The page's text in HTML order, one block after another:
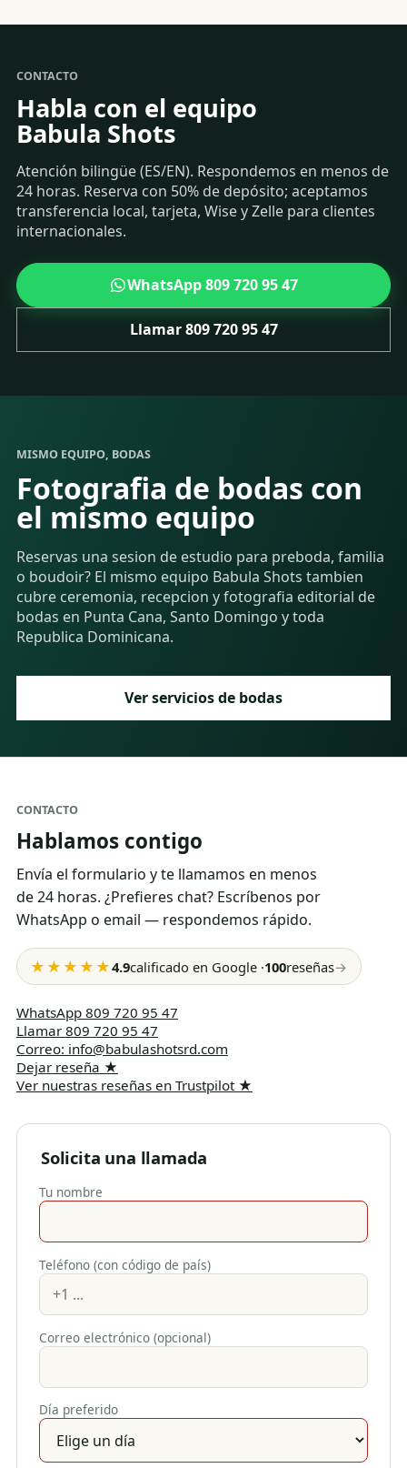
CONTACTO
Habla con el equipo
Babula Shots
Atención bilingüe (ES/EN). Respondemos en menos de
24 horas. Reserva con 50% de depósito; aceptamos
transferencia local, tarjeta, Wise y Zelle para clientes
internacionales.
WhatsApp809 720 95 47
Llamar 809 720 95 47
MISMO EQUIPO, BODAS
Fotografia de bodas con
el mismo equipo
Reservas una sesion de estudio para preboda, familia
o boudoir? El mismo equipo Babula Shots tambien
cubre ceremonia, recepcion y fotografia editorial de
bodas en Punta Cana, Santo Domingo y toda
Republica Dominicana.
Ver servicios de bodas
CONTACTO
Hablamos contigo
Envía el formulario y te llamamos en menos
de 24 horas. ¿Prefieres chat? Escríbenos por
WhatsApp o email — respondemos rápido.
★★★★★4.9calificado en Google ·100reseñas→
WhatsApp 809 720 95 47
Llamar 809 720 95 47
Correo: info@babulashotsrd.com
Dejar reseña ★
Ver nuestras reseñas en Trustpilot★
Solicita una llamada
Tu nombre
Teléfono (con código de país)
Correo electrónico (opcional)
Día preferido